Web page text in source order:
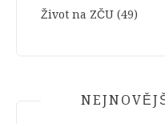
Život na ZČU (49)